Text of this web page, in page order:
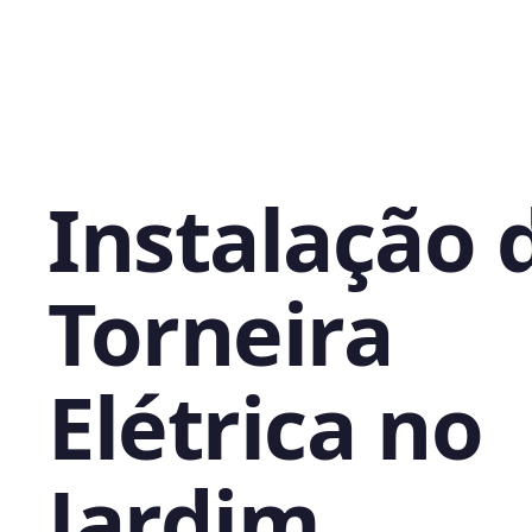
Instalação
Torneira
Elétrica no